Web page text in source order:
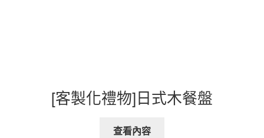
[客製化禮物]日式木餐盤
查看內容